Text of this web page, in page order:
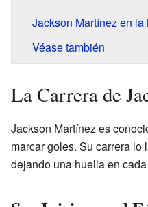
Jackson Martínez en la
Véase también
La Carrera de
Jackson Martínez es
marcar goles. Su carrera lo
dejando una huella en